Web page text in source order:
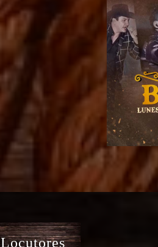
Locutores